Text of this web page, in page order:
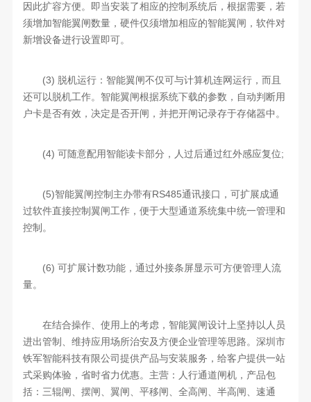
因此扩容方便。即当安装了相应的控制系统后，根据需要，若
须增加智能翼闸数量，硬件仅须增加相应的智能翼闸，软件对
新增设备进行设置即可。
(3) 脱机运行：智能翼闸不仅可与计算机连网运行，而且
还可以脱机工作。智能翼闸根据系统下载的参数，自动判断用
户卡是否有效，决定是否开闸，并把开闸记录存于存储器中。
(4) 可随意配用智能读卡部分，人过后通过红外感应复位;
(5)智能翼闸控制主办带有RS485通讯接口，可扩展成通
过软件直接控制翼闸工作，便于大型通道系统集中统一管理和
控制。
(6) 可扩展计数功能，通过外接条屏显示可方便管理人流
量。
在结合操作、使用上的考虑，智能翼闸设计上坚持以人员
进出管制、维持应用场所治安及方便企业管理等思路。深圳市
铁军智能科技有限公司提供产品与安装服务，给客户提供一站
式采购体验，省时省力优惠。主营：人行通道闸机，产品包
括：三辊闸、摆闸、翼闸、平移闸、全高闸、半高闸、速通